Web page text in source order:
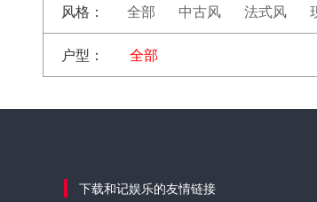
风格： 全部 中古风 法式风
户型： 全部
下载和记娱乐的友情链接